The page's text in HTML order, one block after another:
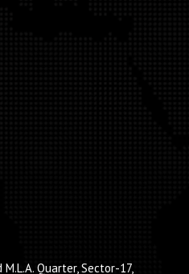
Quarter, Sector-17,